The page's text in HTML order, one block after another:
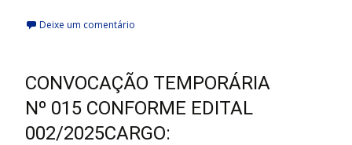
Deixe um comentário
CONVOCAÇÃO TEMPORÁRIA
Nº 015 CONFORME EDITAL
002/2025CARGO: